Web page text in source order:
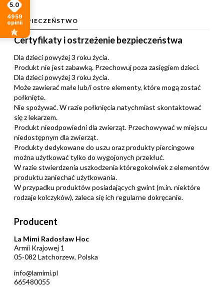
BEZPIECZEŃSTWO
Certyfikaty i ostrzeżenie bezpieczeństwa
Dla dzieci powyżej 3 roku życia.
Produkt nie jest zabawką. Przechowuj poza zasięgiem dzieci.
Dla dzieci powyżej 3 roku życia.
Może zawierać małe lub/i ostre elementy, które mogą zostać
połknięte.
Nie spożywać. W razie połknięcia natychmiast skontaktować
się z lekarzem.
Produkt nieodpowiedni dla zwierząt. Przechowywać w miejscu
niedostępnym dla zwierząt.
Produkty dedykowane do uszu oraz produkty piercingowe
można użytkować tylko do wygojonych przekłuć.
W razie stwierdzenia uszkodzenia któregokolwiek z elementów
produktu zaniechać użytkowania.
W przypadku produktów posiadających gwint (m.in. niektóre
rodzaje kolczyków), zaleca się ich regularne dokręcanie.
Producent
La Mimi Radosław Hoc
Armii Krajowej 1
05-082 Latchorzew, Polska
info@lamimi.pl
665480055
5.0
4959
opinii